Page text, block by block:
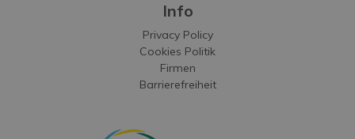
Info
Privacy Policy
Cookies Politik
Firmen
Barrierefreiheit